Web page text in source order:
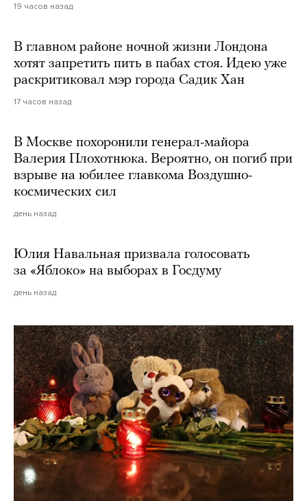
19 часов назад
В главном районе ночной жизни Лондона
хотят запретить пить в пабах стоя. Идею уже
раскритиковал мэр города Садик Хан
17 часов назад
В Москве похоронили генерал-майора
Валерия Плохотнюка. Вероятно, он погиб при
взрыве на юбилее главкома Воздушно-
космических сил
день назад
Юлия Навальная призвала голосовать
за «Яблоко» на выборах в Госдуму
день назад